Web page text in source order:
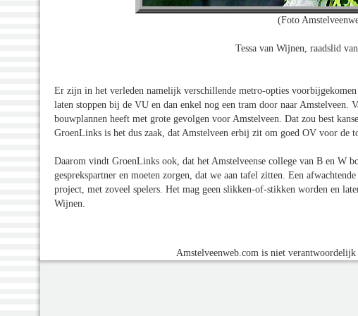
(Foto
Tessa van Wijnen, raadslid
Er zijn in het verleden namelijk verschillende metro-opties
laten stoppen bij de VU en dan enkel nog een tram door naar Amstelveen.
bouwplannen heeft met grote gevolgen voor Amstelveen. Dat zou best
GroenLinks is het dus zaak, dat Amstelveen erbij zit om goed OV voor de
Daarom vindt GroenLinks ook, dat het Amstelveense college van B en W
gesprekspartner en moeten zorgen, dat we aan tafel zitten. Een
project, met zoveel spelers. Het mag geen slikken-of-stikken worden en
Wijnen.
Amstelveenweb.com is niet